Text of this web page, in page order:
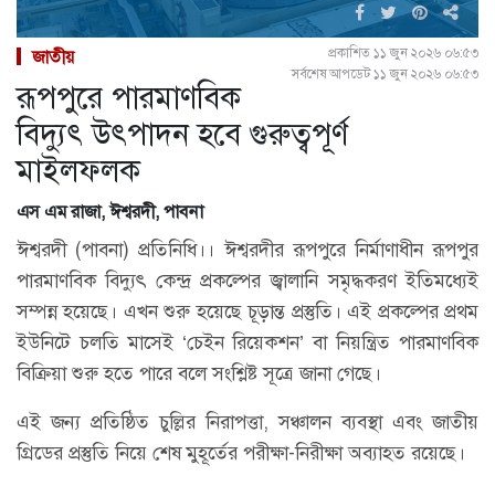
জাতীয়
প্রকাশিত ১১ জুন ২০২৬ ০৬:৫৩
সর্বশেষ আপডেট ১১ জুন ২০২৬ ০৬:৫৩
রূপপুরে পারমাণবিক
বিদ্যুৎ উৎপাদন হবে গুরুত্বপূর্ণ
মাইলফলক
এস এম রাজা, ঈশ্বরদী, পাবনা
ঈশ্বরদী (পাবনা) প্রতিনিধি।। ঈশ্বরদীর রূপপুরে নির্মাণাধীন রূপপুর
পারমাণবিক বিদ্যুৎ কেন্দ্র প্রকল্পের জ্বালানি সমৃদ্ধকরণ ইতিমধ্যেই
সম্পন্ন হয়েছে। এখন শুরু হয়েছে চূড়ান্ত প্রস্তুতি। এই প্রকল্পের প্রথম
ইউনিটে চলতি মাসেই ‘চেইন রিয়েকশন’ বা নিয়ন্ত্রিত পারমাণবিক
বিক্রিয়া শুরু হতে পারে বলে সংশ্লিষ্ট সূত্রে জানা গেছে।
এই জন্য প্রতিষ্ঠিত চুল্লির নিরাপত্তা, সঞ্চালন ব্যবস্থা এবং জাতীয়
গ্রিডের প্রস্তুতি নিয়ে শেষ মুহূর্তের পরীক্ষা-নিরীক্ষা অব্যাহত রয়েছে।